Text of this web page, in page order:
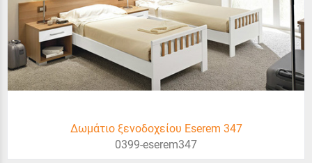
Δωμάτιο ξενοδοχείου Eserem 347
0399-eserem347